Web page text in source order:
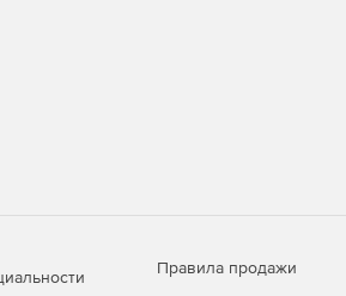
Правила продажи